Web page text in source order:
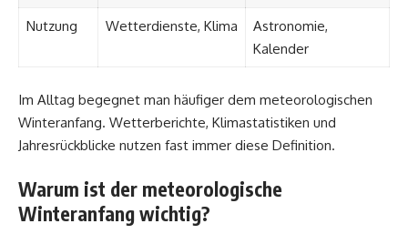
Nutzung Wetterdienste, Klima
Astronomie,
Kalender
Im Alltag begegnet man häufiger dem meteorologischen
Winteranfang. Wetterberichte, Klimastatistiken und
Jahresrückblicke nutzen fast immer diese Definition.
Warum ist der meteorologische
Winteranfang wichtig?